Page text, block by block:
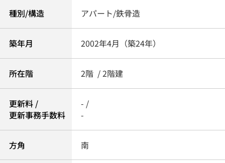
種別/構造 アパート/鉄骨造
築年月 2002年4月（築24年）
所在階 2階 / 2階建
更新料 /
更新事務手数料
- /
-
方角 南